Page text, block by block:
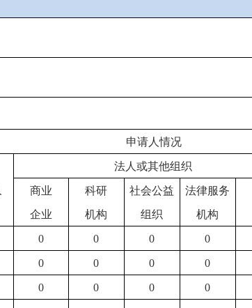
申请人情况
法人或其他组织
商业
企业
科研
机构
社会公益
组织
法律服务
机构
0 0 0 0
0 0 0 0
0 0 0 0